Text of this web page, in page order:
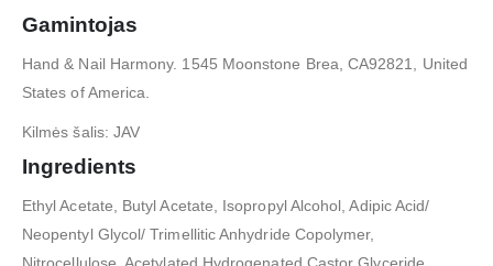
Gamintojas
Hand & Nail Harmony. 1545 Moonstone Brea, CA92821, United
States of America.
Kilmės šalis: JAV
Ingredients
Ethyl Acetate, Butyl Acetate, Isopropyl Alcohol, Adipic Acid/
Neopentyl Glycol/ Trimellitic Anhydride Copolymer,
Nitrocellulose, Acetylated Hydrogenated Castor Glyceride,